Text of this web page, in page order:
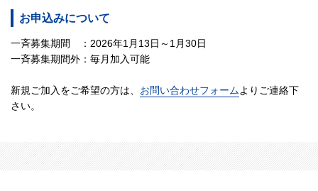
お申込みについて
一斉募集期間 ：2026年1月13日～1月30日
一斉募集期間外：毎月加入可能
新規ご加入をご希望の方は、 お問い合わせフォームよりご連絡下
さい。